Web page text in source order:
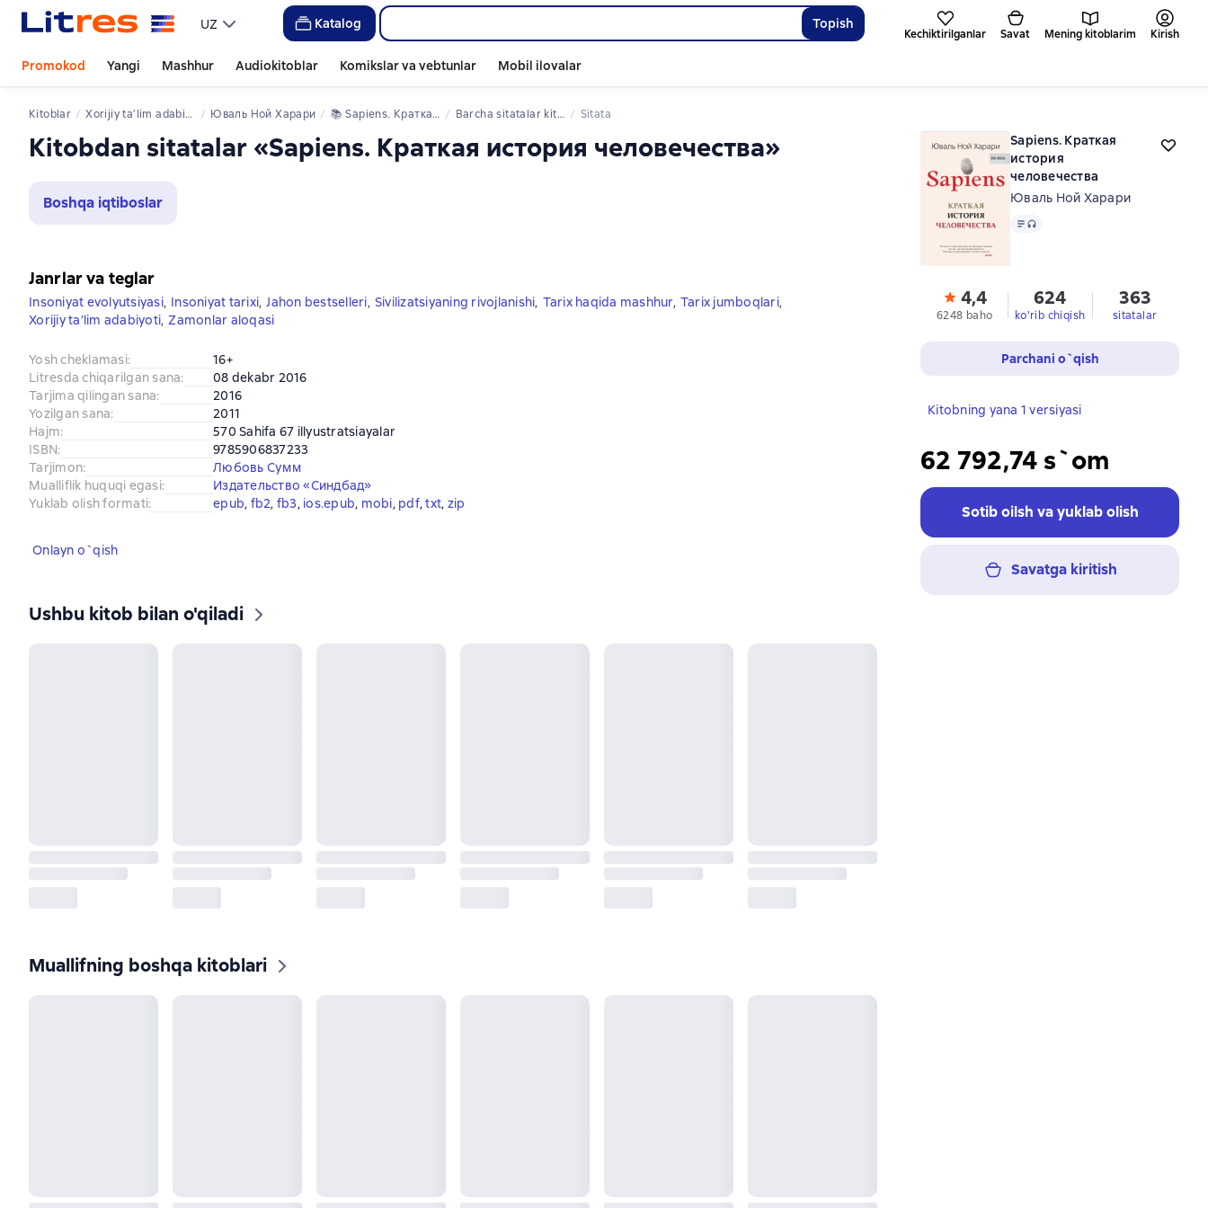
UZ Katalog Topish
Kechiktirilganlar Savat Mening kitoblarim Kirish
Promokod Yangi Mashhur Audiokitoblar Komikslar va vebtunlar Mobil ilovalar
Kitoblar xorijiy ta’lim adabiyoti Юваль Ной Харари 📚 Sapiens. Краткая история человечества Barcha sitatalar kitoblardan Sitata
Kitobdan sitatalar «Sapiens. Краткая история человечества»
Boshqa iqtiboslar
Sapiens. Краткая
история
человечества
Юваль Ной Харари
Matn
4,4
6248 baho
624
ko'rib chiqish
363
sitatalar
Parchani o`qish
Kitobning yana 1 versiyasi
62 792,74 s`om
Sotib oilsh va yuklab olish
Savatga kiritish
Janrlar va teglar
Insoniyat evolyutsiyasi, Insoniyat tarixi, Jahon bestselleri, Sivilizatsiyaning rivojlanishi, Tarix haqida mashhur, Tarix jumboqlari,
Xorijiy ta’lim adabiyoti, Zamonlar aloqasi
Yosh cheklamasi:
16+
Litresda chiqarilgan sana:
08 dekabr 2016
Tarjima qilingan sana:
2016
Yozilgan sana:
2011
Hajm:
570 Sahifa 67 illyustratsiayalar
ISBN:
9785906837233
Tarjimon:
Любовь Сумм
Mualliflik huquqi egasi:
Издательство «Синдбад»
Yuklab olish formati: epub, fb2, fb3, ios.epub, mobi, pdf, txt, zip
Onlayn o`qish
Ushbu kitob bilan o'qiladi
Muallifning boshqa kitoblari